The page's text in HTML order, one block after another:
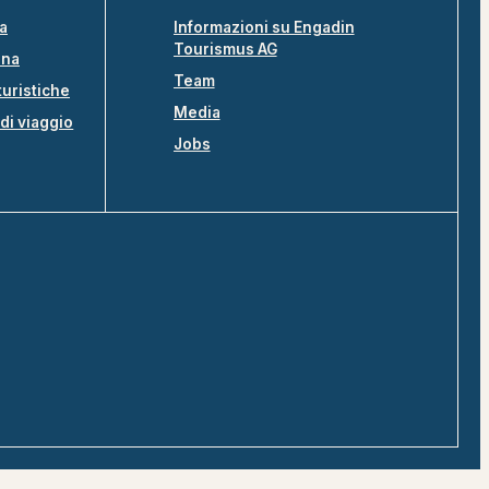
viaggio
Informazioni su Engadin
Tourismus AG
Team
Media
Jobs